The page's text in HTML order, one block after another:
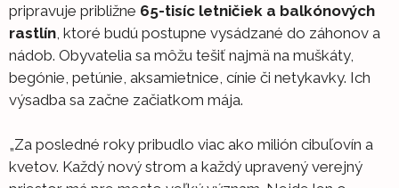
pripravuje približne 65-tisíc letničiek a balkónových
rastlín , ktoré budú postupne vysádzané do záhonov a
nádob. Obyvatelia sa môžu tešiť najmä na muškáty,
begónie, petúnie, aksamietnice, cínie či netykavky. Ich
výsadba sa začne začiatkom mája.
„Za posledné roky pribudlo viac ako milión cibuľovín a
kvetov. Každý nový strom a každý upravený verejný